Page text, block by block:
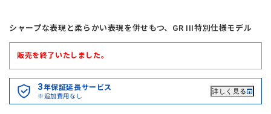
シャープな表現と柔らかい表現を併せもつ、GR III特別仕様モデル
販売を終了いたしました。
3年保証延長サービス
※追加費用なし
詳しく見る